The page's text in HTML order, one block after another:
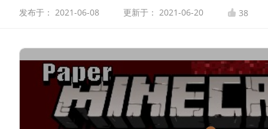
发布于： 2021-06-08 更新于： 2021-06-20 38